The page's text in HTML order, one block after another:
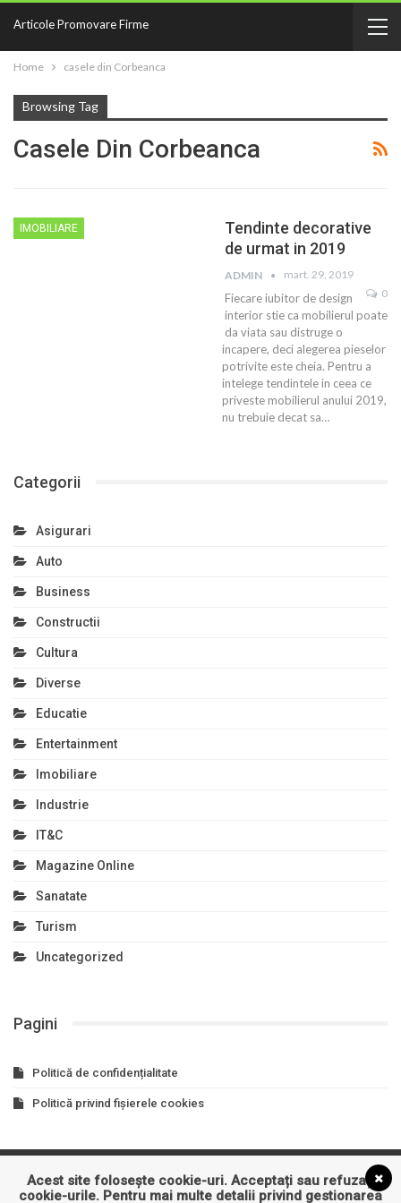
Articole Promovare Firme
Home casele din Corbeanca
Browsing Tag
Casele Din Corbeanca
IMOBILIARE
Tendinte decorative
de urmat in 2019
ADMIN
mart. 29, 2019
0
Fiecare iubitor de design
interior stie ca mobilierul poate
da viata sau distruge o
incapere, deci alegerea pieselor
potrivite este cheia. Pentru a
intelege tendintele in ceea ce
priveste mobilierul anului 2019,
nu trebuie decat sa…
Categorii
Asigurari
Auto
Business
Constructii
Cultura
Diverse
Educatie
Entertainment
Imobiliare
Industrie
IT&C
Magazine Online
Sanatate
Turism
Uncategorized
Pagini
Politică de confidențialitate
Politică privind fișierele cookies
Asigurari Auto Business Constructii Cultura
Acest site folosește cookie-uri. Acceptați sau refuzați
cookie-urile. Pentru mai multe detalii privind gestionarea